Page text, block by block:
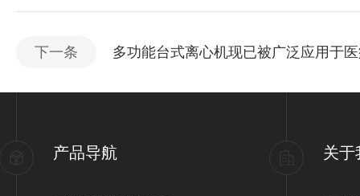
下一条 多功能台式离心机现已被广泛应用于
产品导航 关于